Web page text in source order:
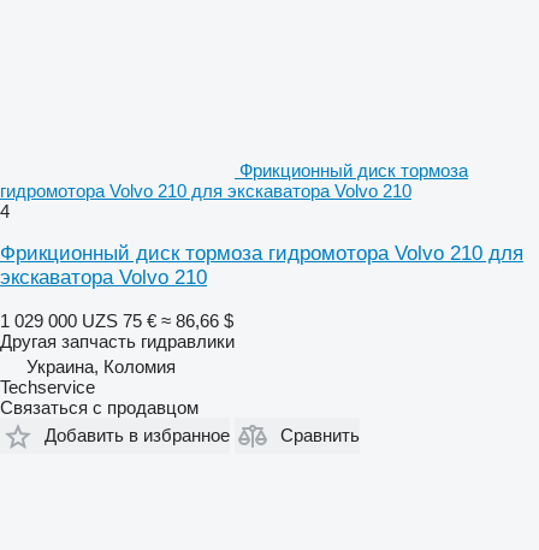
Фрикционный диск тормоза
гидромотора Volvo 210 для экскаватора Volvo 210
4
Фрикционный диск тормоза гидромотора Volvo 210 для
экскаватора Volvo 210
1 029 000 UZS 75 € ≈ 86,66 $
Другая запчасть гидравлики
Украина, Коломия
Techservice
Связаться с продавцом
Добавить в избранное
Сравнить